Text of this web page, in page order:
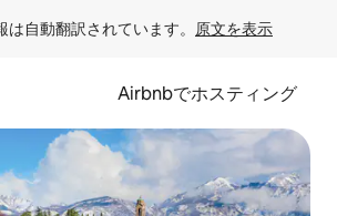
は自動翻訳されています。 原文を表示
Airbnbでホスティング